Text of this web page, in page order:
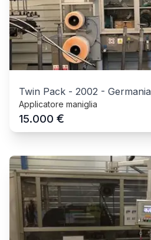
Twin Pack - 2002 - Germania
Applicatore maniglia
15.000 €